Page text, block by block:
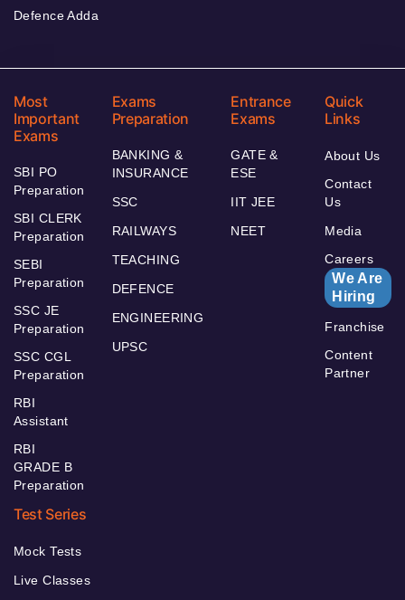
Defence Adda
Most
Important
Exams
SBI PO
Preparation
SBI CLERK
Preparation
SEBI
Preparation
SSC JE
Preparation
SSC CGL
Preparation
RBI
Assistant
RBI
GRADE B
Preparation
Exams
Preparation
BANKING &
INSURANCE
SSC
RAILWAYS
TEACHING
DEFENCE
ENGINEERING
UPSC
Entrance
Exams
GATE &
ESE
IIT JEE
NEET
Quick
Links
About Us
Contact
Us
Media
Careers
We Are
Hiring
Franchise
Content
Partner
Test Series
Mock Tests
Live Classes